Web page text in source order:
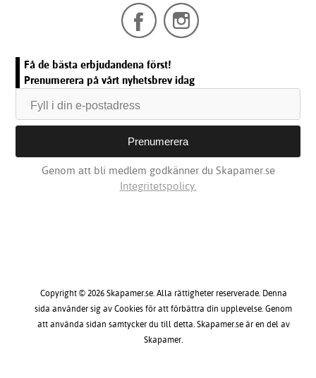
Få de bästa erbjudandena först!
Prenumerera på vårt nyhetsbrev idag
Genom att bli medlem godkänner du Skapamer.se
Integritetspolicy.
Copyright © 2026 Skapamer.se. Alla rättigheter reserverade. Denna
sida använder sig av Cookies för att förbättra din upplevelse. Genom
att använda sidan samtycker du till detta. Skapamer.se är en del av
Skapamer.